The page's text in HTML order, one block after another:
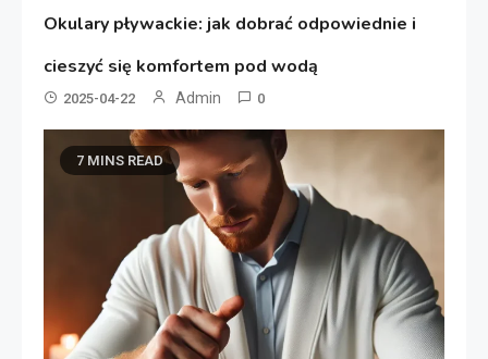
Okulary pływackie: jak dobrać odpowiednie i
cieszyć się komfortem pod wodą
2025-04-22 Admin 0
7 MINS READ